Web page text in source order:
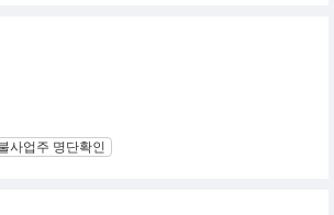
사업주 명단확인